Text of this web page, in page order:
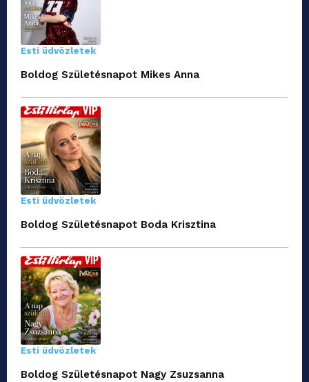
Esti üdvözletek
Boldog Születésnapot Mikes Anna
Esti üdvözletek
Boldog Születésnapot Boda Krisztina
Esti üdvözletek
Boldog Születésnapot Nagy Zsuzsanna